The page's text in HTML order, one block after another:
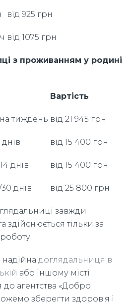
від 925 грн
від 1075 грн
з проживанням у родині
Вартість
на тиждень від 21 945 грн
від 15 400 грн
днів від 15 400 грн
днів від 25 800 грн
завжди
здійснюється тільки за
доглядальниця в
або іншому місті
до агентства «Добро
зберегти здоров'я і